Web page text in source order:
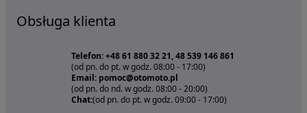
Obsługa klienta
Telefon: +48 61 880 32 21, 48 539 146 861
(od pn. do pt. w godz. 08:00 - 17:00)
Email: pomoc@otomoto.pl
(od pn. do nd. w godz. 08:00 - 20:00)
Chat:(od pn. do pt. w godz. 09:00 - 17:00)